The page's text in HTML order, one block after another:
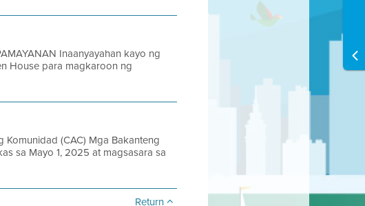
Inaanyayahan kayo ng
House para magkaroon ng
(CAC) Mga Bakanteng
sa Mayo 1, 2025 at magsasara sa
Return